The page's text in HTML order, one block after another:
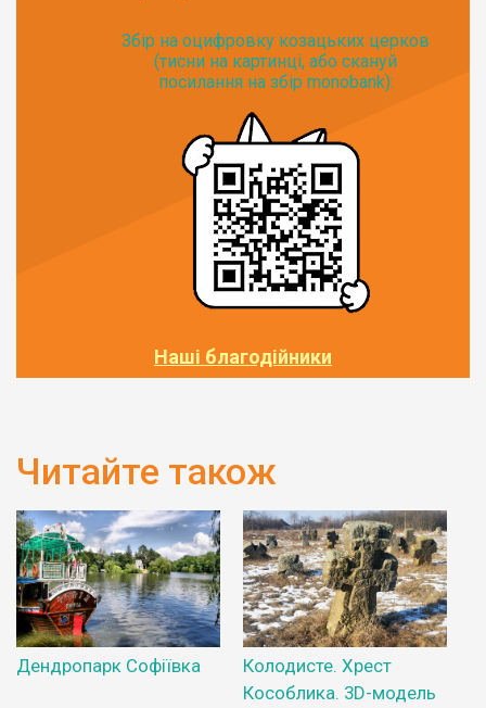
Збір на оцифровку козацьких церков
(тисни на картинці, або скануй
посилання на збір monobank):
Наші благодійники
Читайте також
Дендропарк Софіївка
Колодисте. Хрест
Кособлика. 3D-модель